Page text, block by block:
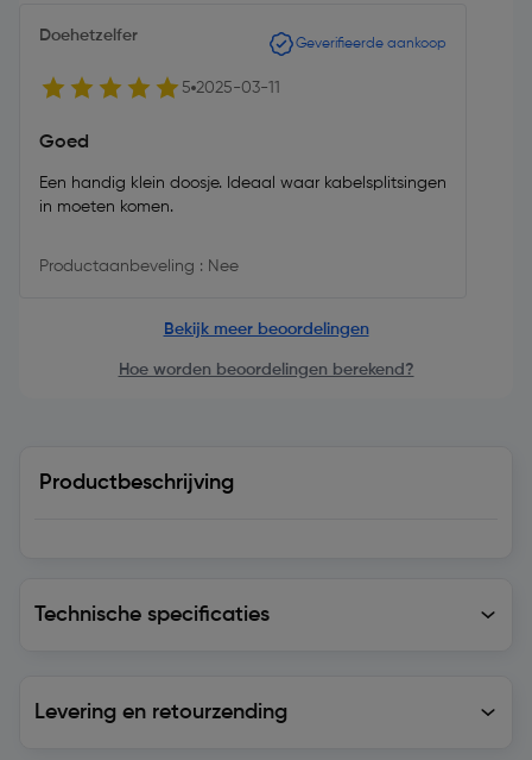
Doehetzelfer Geverifieerde aankoop
5 2025-03-11
Goed
Een handig klein doosje. Ideaal waar kabelsplitsingen
in moeten komen.
Productaanbeveling : Nee
Bekijk meer beoordelingen
Hoe worden beoordelingen berekend?
Productbeschrijving
Technische specificaties
Levering en retourzending